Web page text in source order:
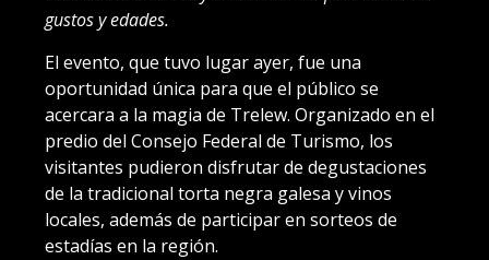
gustos y edades.
El evento, que tuvo lugar ayer, fue una
oportunidad única para que el público se
acercara a la magia de Trelew. Organizado en el
predio del Consejo Federal de Turismo, los
visitantes pudieron disfrutar de degustaciones
de la tradicional torta negra galesa y vinos
locales, además de participar en sorteos de
estadías en la región.